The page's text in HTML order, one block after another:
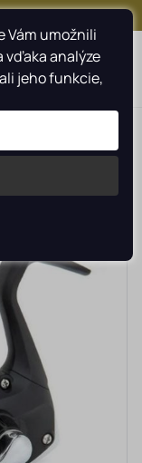
Vám umožnili
vďaka analýze
jeho funkcie,